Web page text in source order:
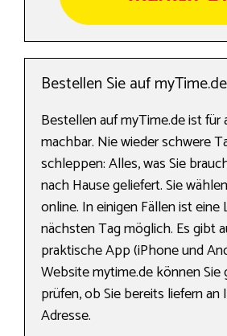
Bestellen Sie auf myTime.de
Bestellen auf myTime.de ist
machbar. Nie wieder schwere
schleppen: Alles, was Sie
nach Hause geliefert. Sie
online. In einigen Fällen ist eine
nächsten Tag möglich. Es gibt
praktische App (iPhone und
Website mytime.de können Sie
prüfen, ob Sie bereits liefern
Adresse.